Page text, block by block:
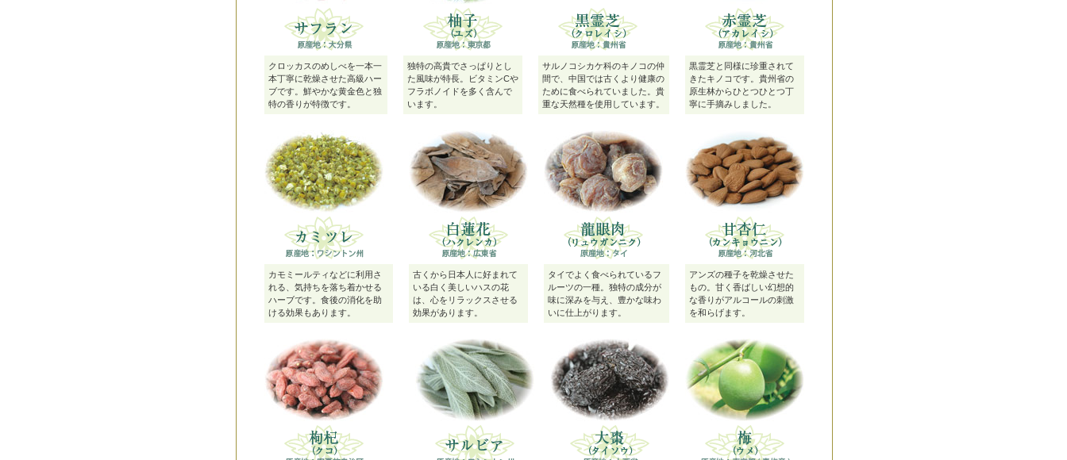
クロッカスのめしべを一本一
本丁寧に乾燥させた高級ハー
ブです。鮮やかな黄金色と独
特の香りが特徴です。
独特の高貴でさっぱりとし
た風味が特長。ビタミンCや
フラボノイドを多く含んで
います。
サルノコシカケ科のキノコの仲
間で、中国では古くより健康の
ために食べられていました。貴
重な天然種を使用しています。
黒霊芝と同様に珍重されて
きたキノコです。貴州省の
原生林からひとつひとつ丁
寧に手摘みしました。
カモミールティなどに利用さ
れる、気持ちを落ち着かせる
ハーブです。食後の消化を助
ける効果もあります。
古くから日本人に好まれて
いる白く美しいハスの花
は、心をリラックスさせる
効果があります。
タイでよく食べられているフ
ルーツの一種。独特の成分が
味に深みを与え、豊かな味わ
いに仕上がります。
アンズの種子を乾燥させた
もの。甘く香ばしい幻想的
な香りがアルコールの刺激
を和らげます。